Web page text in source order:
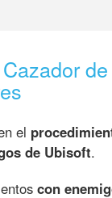
de
el
de Ubisoft.
con